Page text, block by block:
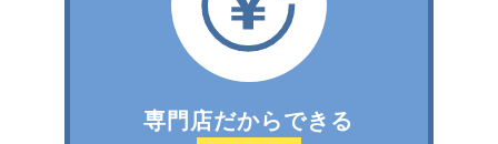
専門店だからできる